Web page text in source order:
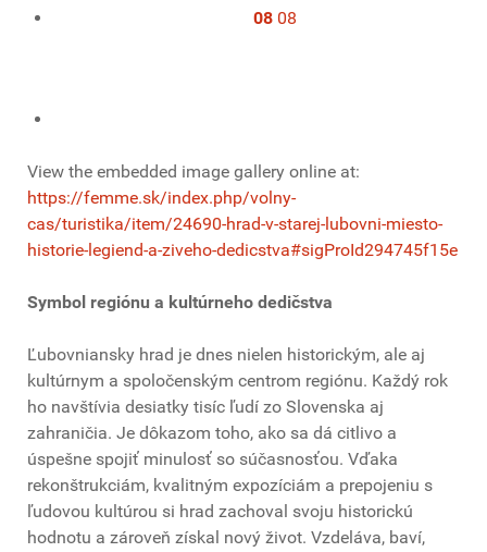
08 08
View the embedded image gallery online at:
https://femme.sk/index.php/volny-
cas/turistika/item/24690-hrad-v-starej-lubovni-miesto-
historie-legiend-a-ziveho-dedicstva#sigProId294745f15e
Symbol regiónu a kultúrneho dedičstva
Ľubovniansky hrad je dnes nielen historickým, ale aj
kultúrnym a spoločenským centrom regiónu. Každý rok
ho navštívia desiatky tisíc ľudí zo Slovenska aj
zahraničia. Je dôkazom toho, ako sa dá citlivo a
úspešne spojiť minulosť so súčasnosťou. Vďaka
rekonštrukciám, kvalitným expozíciám a prepojeniu s
ľudovou kultúrou si hrad zachoval svoju historickú
hodnotu a zároveň získal nový život. Vzdeláva, baví,